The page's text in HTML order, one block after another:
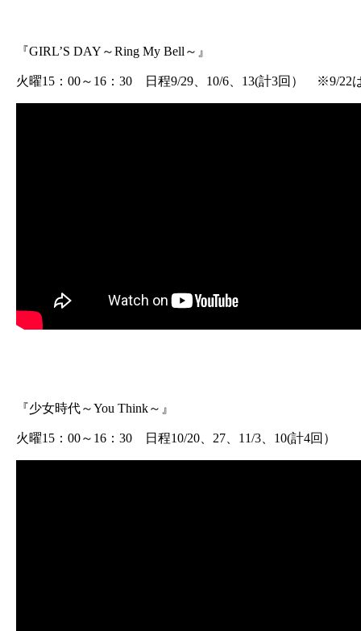
『GIRL’S DAY～Ring My Bell～』
火曜15：00～16：30 日程9/29、10/6、13(計3回） ※9/22
『少女時代～You Think～』
火曜15：00～16：30 日程10/20、27、11/3、10(計4回）